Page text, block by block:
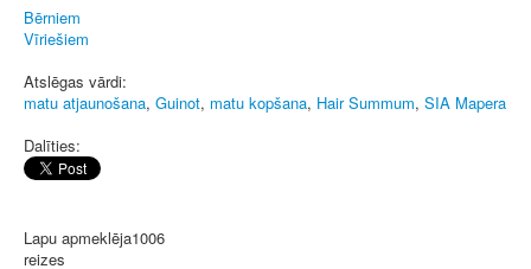
Bērniem
Vīriešiem
Atslēgas vārdi:
matu atjaunošana, Guinot, matu kopšana, Hair Summum, SIA Mapera
Dalīties:
Lapu apmeklēja1006
reizes